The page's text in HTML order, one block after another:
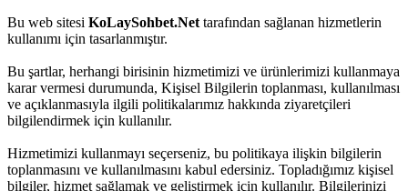
Bu web sitesi KoLaySohbet.Net tarafından sağlanan hizmetlerin
kullanımı için tasarlanmıştır.
Bu şartlar, herhangi birisinin hizmetimizi ve ürünlerimizi kullanmaya
karar vermesi durumunda, Kişisel Bilgilerin toplanması, kullanılması
ve açıklanmasıyla ilgili politikalarımız hakkında ziyaretçileri
bilgilendirmek için kullanılır.
Hizmetimizi kullanmayı seçerseniz, bu politikaya ilişkin bilgilerin
toplanmasını ve kullanılmasını kabul edersiniz. Topladığımız kişisel
bilgiler, hizmet sağlamak ve geliştirmek için kullanılır. Bilgilerinizi